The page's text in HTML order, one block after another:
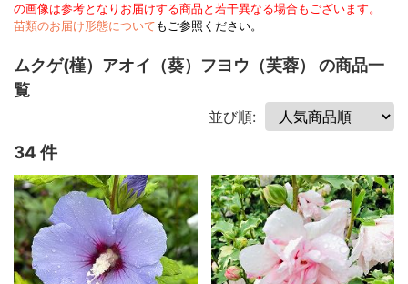
の画像は参考となりお届けする商品と若干異なる場合もございます。
苗類のお届け形態についてもご参照ください。
ムクゲ(槿）アオイ（葵）フヨウ（芙蓉） の商品一
覧
並び順:
34 件